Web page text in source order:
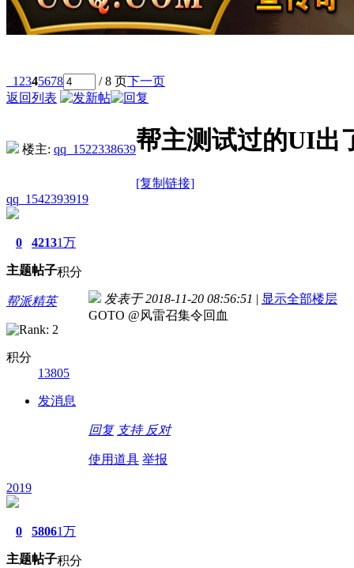
1 2345678 / 8 页下一页
返回列表
楼主: qq_1522338639帮主测试过的UI出
[复制链接]
qq_1542393919
0
主题
4213
帖子
1万
积分
帮派精英
积分
13805
发消息
发表于 2018-11-20 08:56:51 | 显示全部楼层
GOTO @风雷召集令回血
回复 支持 反对
使用道具 举报
2019
0
主题
5806
帖子
1万
积分